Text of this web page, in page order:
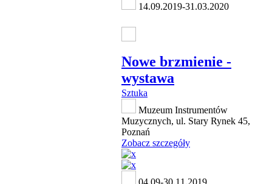
14.09.2019-31.03.2020
Nowe brzmienie -
wystawa
Sztuka
Muzeum Instrumentów
Muzycznych, ul. Stary Rynek 45,
Poznań
Zobacz szczegóły
04.09-30.11.2019